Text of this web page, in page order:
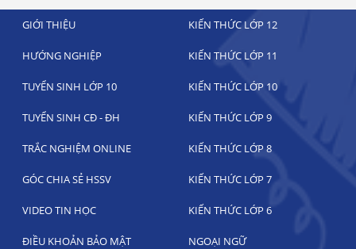
GIỚI THIỆU KIẾN THỨC LỚP 12
HƯỚNG NGHIỆP KIẾN THỨC LỚP 11
TUYỂN SINH LỚP 10 KIẾN THỨC LỚP 10
TUYỂN SINH CĐ - ĐH KIẾN THỨC LỚP 9
TRẮC NGHIỆM ONLINE KIẾN THỨC LỚP 8
GÓC CHIA SẺ HSSV KIẾN THỨC LỚP 7
VIDEO TIN HỌC KIẾN THỨC LỚP 6
ĐIỀU KHOẢN BẢO MẬT NGOẠI NGỮ